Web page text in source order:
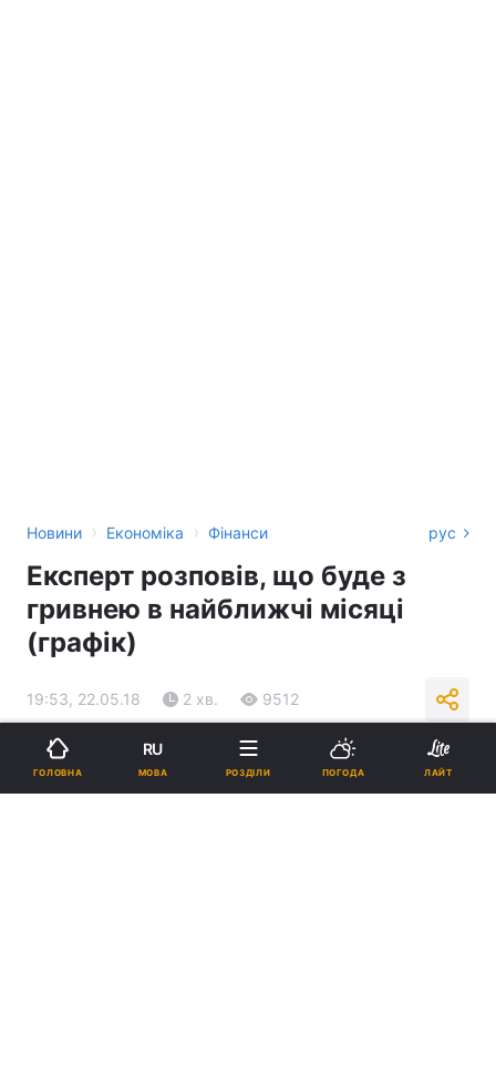
Новини › Економіка › Фінанси рус
Експерт розповів, що буде з
гривнею в найближчі місяці
(графік)
19:53, 22.05.18 2 хв. 9512
Підпишіться на нас в Google
ГОЛОВНА
RU
МОВА РОЗДІЛИ ПОГОДА ЛАЙТ